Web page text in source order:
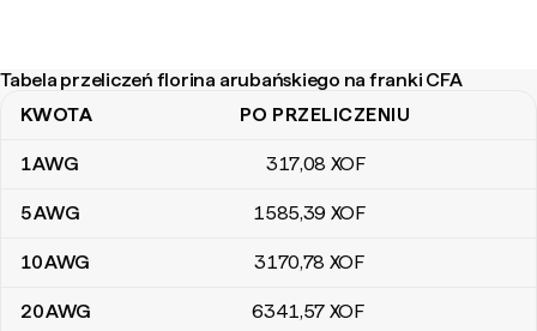
Tabela przeliczeń florina arubańskiego na franki CFA
Tabela przeliczeń florina arubańskiego na franki CFA
KWOTA PO PRZELICZENIU
1AWG 317,08 XOF
5AWG 1585,39 XOF
10AWG 3170,78 XOF
20AWG 6341,57 XOF